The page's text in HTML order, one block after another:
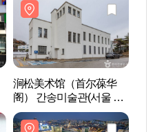
涧松美术馆（首尔葆华
阁） 간송미술관(서울 보
화각)